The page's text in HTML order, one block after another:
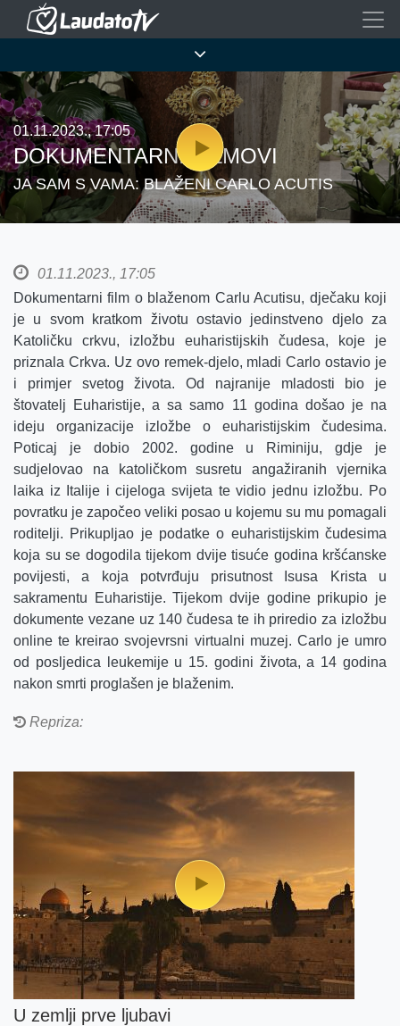
Skoči
sadržaj
01.11.2023., 17:05
DOKUMENTARNI FILMOVI
JA SAM S VAMA: BLAŽENI CARLO ACUTIS
01.11.2023., 17:05
Dokumentarni film o blaženom Carlu Acutisu, dječaku koji
je u svom kratkom životu ostavio jedinstveno djelo za
Katoličku crkvu, izložbu euharistijskih čudesa, koje je
priznala Crkva. Uz ovo remek-djelo, mladi Carlo ostavio je
i primjer svetog života. Od najranije mladosti bio je
štovatelj Euharistije, a sa samo 11 godina došao je na
ideju organizacije izložbe o euharistijskim čudesima.
Poticaj je dobio 2002. godine u Riminiju, gdje je
sudjelovao na katoličkom susretu angažiranih vjernika
laika iz Italije i cijeloga svijeta te vidio jednu izložbu. Po
povratku je započeo veliki posao u kojemu su mu pomagali
roditelji. Prikupljao je podatke o euharistijskim čudesima
koja su se dogodila tijekom dvije tisuće godina kršćanske
povijesti, a koja potvrđuju prisutnost Isusa Krista u
sakramentu Euharistije. Tijekom dvije godine prikupio je
dokumente vezane uz 140 čudesa te ih priredio za izložbu
online te kreirao svojevrsni virtualni muzej. Carlo je umro
od posljedica leukemije u 15. godini života, a 14 godina
nakon smrti proglašen je blaženim.
Repriza:
U zemlji prve ljubavi